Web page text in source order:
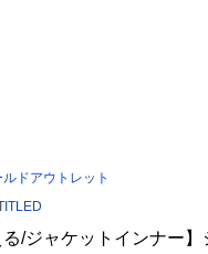
ルドアウトレット
る/ジャケットインナー